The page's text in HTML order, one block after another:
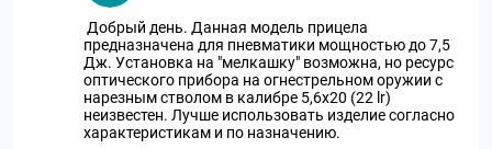
Добрый день. Данная модель прицела
предназначена для пневматики мощностью до 7,5
Дж. Установка на "мелкашку" возможна, но ресурс
оптического прибора на огнестрельном оружии с
нарезным стволом в калибре 5,6х20 (22 lr)
неизвестен. Лучше использовать изделие согласно
характеристикам и по назначению.